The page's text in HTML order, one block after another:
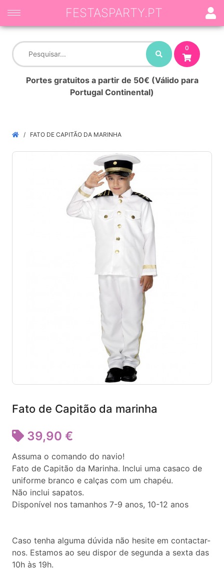
0
Portes gratuitos a partir de 50€ (Válido para
Portugal Continental)
FESTASPARTY.PT
FATO DE CAPITÃO DA MARINHA
Fato de Capitão da marinha
39,90 €
Assuma o comando do navio!
Fato de Capitão da Marinha. Inclui uma casaco de
uniforme branco e calças com um chapéu.
Não inclui sapatos.
Disponível nos tamanhos 7-9 anos, 10-12 anos
Caso tenha alguma dúvida não hesite em contactar-
nos. Estamos ao seu dispor de segunda a sexta das
10h às 19h.